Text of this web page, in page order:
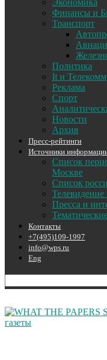
Экономика
Финансы и
Транспорт
Политика
It и
Реклама
Спорт
Новости
Архив
Пресс-рейтинги
Источники
Список
Москве
Список
Телевидение
Пресса и
Контакты
+7(495)109-1997
info@wps.ru
Eng
газеты